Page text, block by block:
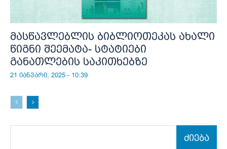
მასწავლებლის ბიბლიოთეკას ახალი
წიგნი შეემატა- სტატიები
განათლების საკითხებზე
21 იანვარი, 2025 - 10:39
ძიება